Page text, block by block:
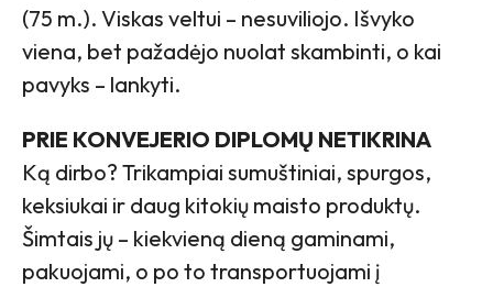
(75 m.). Viskas veltui – nesuviliojo. Išvyko
viena, bet pažadėjo nuolat skambinti, o kai
pavyks – lankyti.
PRIE KONVEJERIO DIPLOMŲ NETIKRINA
Ką dirbo? Trikampiai sumuštiniai, spurgos,
keksiukai ir daug kitokių maisto produktų.
Šimtais jų – kiekvieną dieną gaminami,
pakuojami, o po to transportuojami į